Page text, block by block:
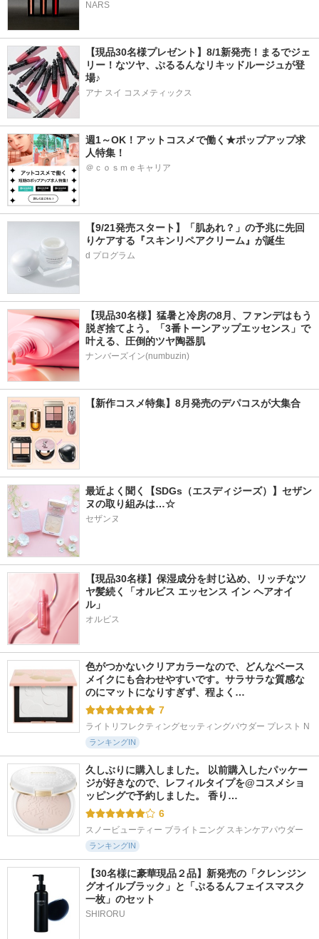
NARS
【現品30名様プレゼント】8/1新発売！まるでジェ
リー！なツヤ、ぷるるんなリキッドルージュが登
場♪
アナ スイ コスメティックス
週1～OK！アットコスメで働く★ポップアップ求
人特集！
＠ｃｏｓｍｅキャリア
【9/21発売スタート】「肌あれ？」の予兆に先回
りケアする『スキンリペアクリーム』が誕生
d プログラム
【現品30名様】猛暑と冷房の8月、ファンデはもう
脱ぎ捨てよう。「3番トーンアップエッセンス」で
叶える、圧倒的ツヤ陶器肌
ナンバーズイン(numbuzin)
【新作コスメ特集】8月発売のデパコスが大集合
最近よく聞く【SDGs（エスディジーズ）】セザン
ヌの取り組みは…☆
セザンヌ
【現品30名様】保湿成分を封じ込め、リッチなツ
ヤ髪続く「オルビス エッセンス イン ヘアオイ
ル」
オルビス
色がつかないクリアカラーなので、どんなベース
メイクにも合わせやすいです。サラサラな質感な
のにマットになりすぎず、程よく…
7
ライトリフレクティングセッティングパウダー プレスト N
ランキングIN
久しぶりに購入しました。 以前購入したパッケー
ジが好きなので、レフィルタイプを@コスメショ
ッピングで予約しました。 香り…
6
スノービューティー ブライトニング スキンケアパウダー
ランキングIN
【30名様に豪華現品２品】新発売の「クレンジン
グオイルブラック」と「ぷるるんフェイスマスク
一枚」のセット
SHIRORU